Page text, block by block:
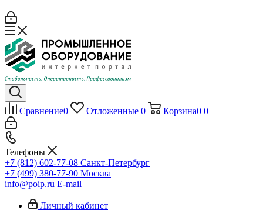
Сравнение0 Отложенные 0 Корзина0 0
Телефоны
+7 (812) 602-77-08 Санкт-Петербург
+7 (499) 380-77-90 Москва
info@poip.ru E-mail
Личный кабинет